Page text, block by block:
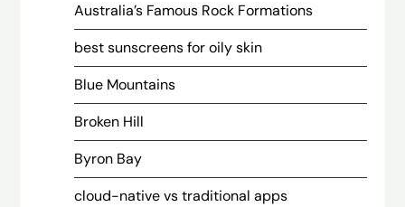
Australia’s Famous Rock Formations
best sunscreens for oily skin
Blue Mountains
Broken Hill
Byron Bay
cloud-native vs traditional apps